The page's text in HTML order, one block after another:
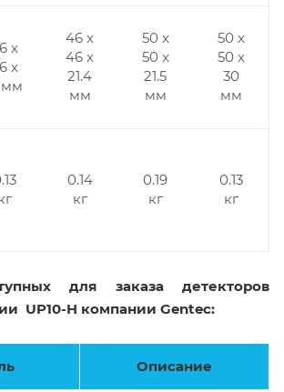
x
x
мм
46 x
46 x
21.4
мм
50 x
50 x
21.5
мм
50 x
50 x
30
мм
0.14
кг
0.19
кг
0.13
кг
для заказа детекторов
UP10-H компании Gentec:
Описание